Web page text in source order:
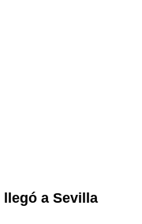
a Sevilla